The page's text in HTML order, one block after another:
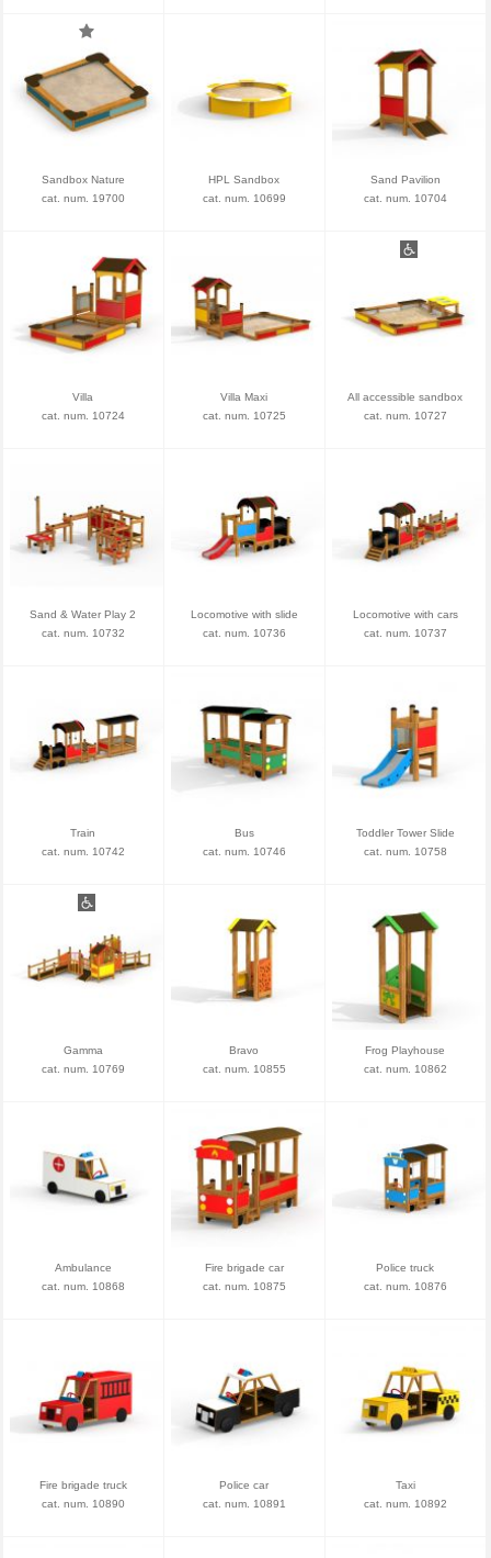
Sandbox Nature
cat. num. 19700
HPL Sandbox
cat. num. 10699
Sand Pavilion
cat. num. 10704
Villa
cat. num. 10724
Villa Maxi
cat. num. 10725
All accessible sandbox
cat. num. 10727
Sand & Water Play 2
cat. num. 10732
Locomotive with slide
cat. num. 10736
Locomotive with cars
cat. num. 10737
Train
cat. num. 10742
Bus
cat. num. 10746
Toddler Tower Slide
cat. num. 10758
Gamma
cat. num. 10769
Bravo
cat. num. 10855
Frog Playhouse
cat. num. 10862
Ambulance
cat. num. 10868
Fire brigade car
cat. num. 10875
Police truck
cat. num. 10876
Fire brigade truck
cat. num. 10890
Police car
cat. num. 10891
Taxi
cat. num. 10892